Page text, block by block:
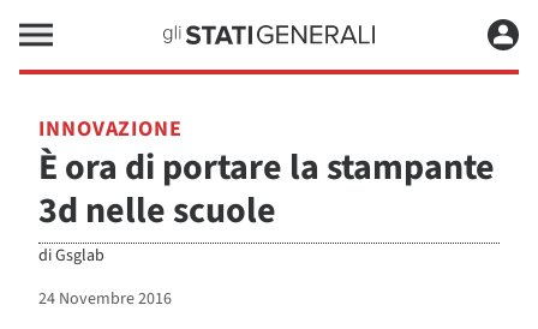
INNOVAZIONE
È ora di portare la stampante
3d nelle scuole
diGsglab
24 Novembre 2016